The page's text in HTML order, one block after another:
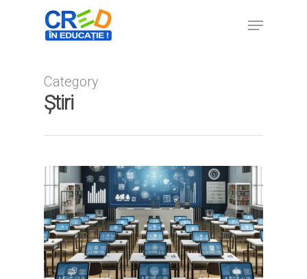
Hit enter to search or ESC to close
Category
Știri